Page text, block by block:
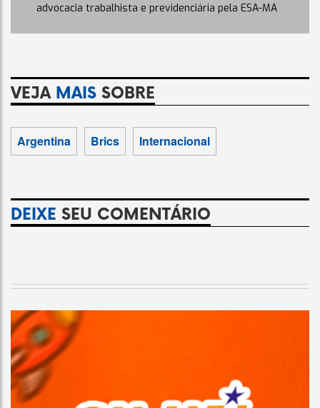
advocacia trabalhista e previdenciária pela ESA-MA
VEJA MAIS SOBRE
Argentina Brics Internacional
DEIXE SEU COMENTÁRIO